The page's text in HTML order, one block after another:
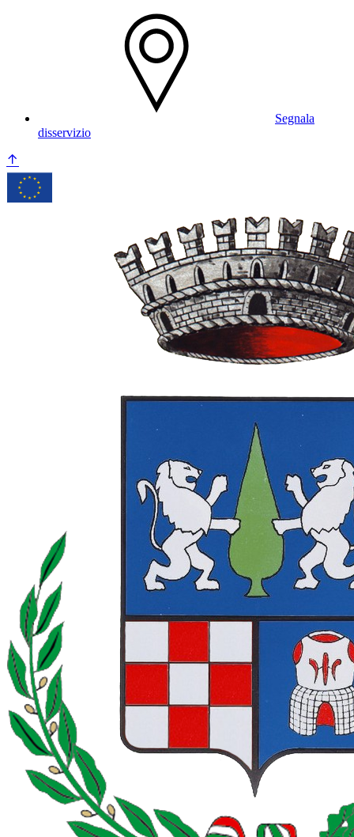
Segnala
disservizio